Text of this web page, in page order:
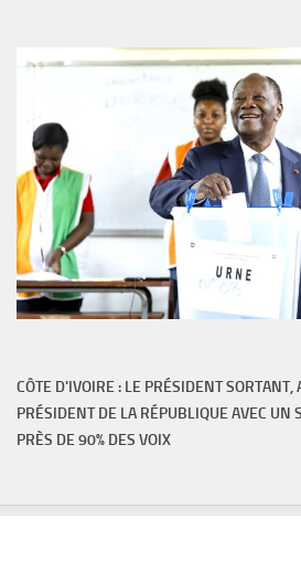
CÔTE D'IVOIRE : LE PRÉSIDENT SORTANT,
PRÉSIDENT DE LA RÉPUBLIQUE AVEC UN
PRÈS DE 90% DES VOIX